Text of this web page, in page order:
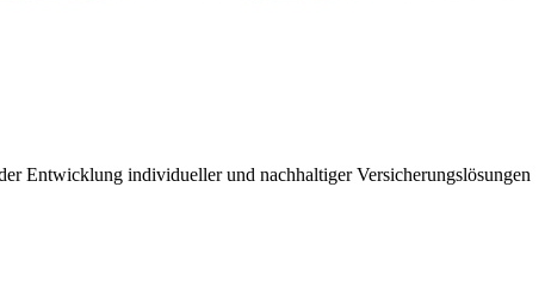
Entwicklung individueller und nachhaltiger Versicherungslösungen